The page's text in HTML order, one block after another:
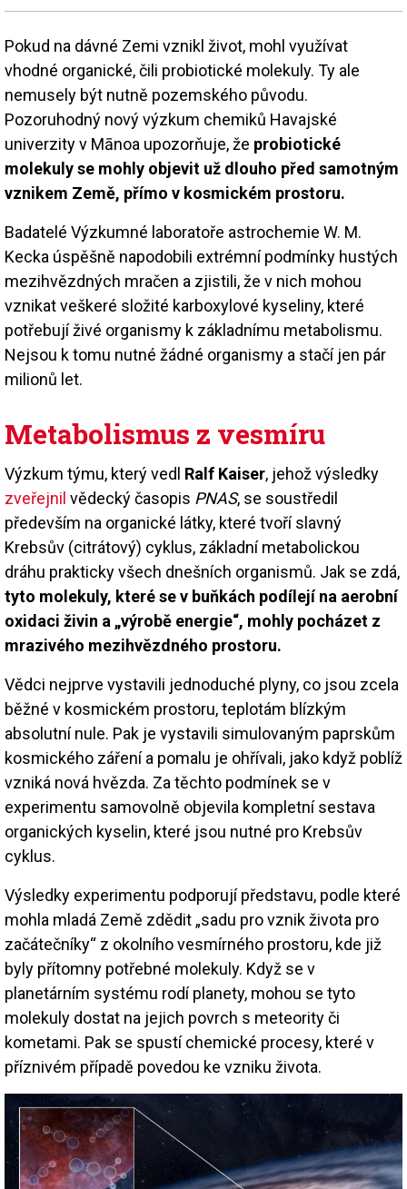
Pokud na dávné Zemi vznikl život, mohl využívat
vhodné organické, čili probiotické molekuly. Ty ale
nemusely být nutně pozemského původu.
Pozoruhodný nový výzkum chemiků Havajské
univerzity v Mānoa upozorňuje, že probiotické
molekuly se mohly objevit už dlouho před samotným
vznikem Země, přímo v kosmickém prostoru.
Badatelé Výzkumné laboratoře astrochemie W. M.
Kecka úspěšně napodobili extrémní podmínky hustých
mezihvězdných mračen a zjistili, že v nich mohou
vznikat veškeré složité karboxylové kyseliny, které
potřebují živé organismy k základnímu metabolismu.
Nejsou k tomu nutné žádné organismy a stačí jen pár
milionů let.
Metabolismus z vesmíru
Výzkum týmu, který vedl Ralf Kaiser, jehož výsledky
zveřejnil vědecký časopis PNAS, se soustředil
především na organické látky, které tvoří slavný
Krebsův (citrátový) cyklus, základní metabolickou
dráhu prakticky všech dnešních organismů. Jak se zdá,
tyto molekuly, které se v buňkách podílejí na aerobní
oxidaci živin a „výrobě energie“, mohly pocházet z
mrazivého mezihvězdného prostoru.
Vědci nejprve vystavili jednoduché plyny, co jsou zcela
běžné v kosmickém prostoru, teplotám blízkým
absolutní nule. Pak je vystavili simulovaným paprskům
kosmického záření a pomalu je ohřívali, jako když poblíž
vzniká nová hvězda. Za těchto podmínek se v
experimentu samovolně objevila kompletní sestava
organických kyselin, které jsou nutné pro Krebsův
cyklus.
Výsledky experimentu podporují představu, podle které
mohla mladá Země zdědit „sadu pro vznik života pro
začátečníky“ z okolního vesmírného prostoru, kde již
byly přítomny potřebné molekuly. Když se v
planetárním systému rodí planety, mohou se tyto
molekuly dostat na jejich povrch s meteority či
kometami. Pak se spustí chemické procesy, které v
příznivém případě povedou ke vzniku života.
Image